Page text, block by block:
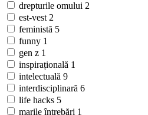
drepturile omului 2
est-vest 2
feministă 5
funny 1
gen z 1
inspirațională 1
intelectuală 9
interdisciplinară 6
life hacks 5
marile întrebări 1